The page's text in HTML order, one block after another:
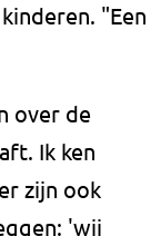
"Een
over de
Ik ken
zijn ook
'wij